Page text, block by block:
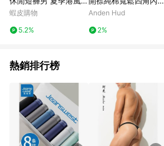
鬆緊抽繩五分褲男 多口
工裝五分褲男
蝦皮購物
5.2%
(深麻灰)
Anden Hud
2%
熱銷排行榜